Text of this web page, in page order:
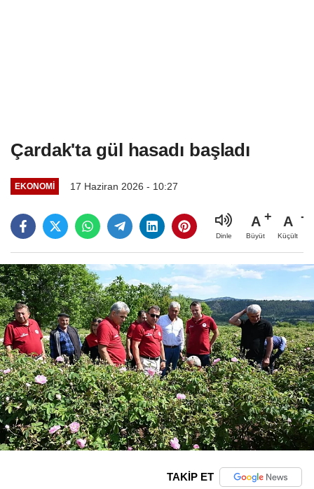
Çardak'ta gül hasadı başladı
EKONOMI 17 Haziran 2026 - 10:27
Dinle
A
Büyüt
A
Küçült
TAKİP ET